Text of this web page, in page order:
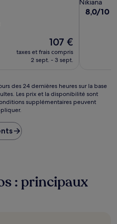
Le
nouveau
prix
107 €
107 €
taxes et frais compris
2 sept. - 3 sept.
8.0
8,0/10
des 24 dernières heures sur la base
Les prix et la disponibilité sont
supplémentaires peuvent
: principaux